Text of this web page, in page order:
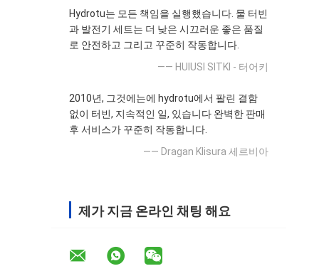
Hydrotu는 모든 책임을 실행했습니다. 물 터빈
과 발전기 세트는 더 낮은 시끄러운 좋은 품질
로 안전하고 그리고 꾸준히 작동합니다.
—— HUlUSI SITKI - 터어키
2010년, 그것에는에 hydrotu에서 팔린 결함
없이 터빈, 지속적인 일, 있습니다 완벽한 판매
후 서비스가 꾸준히 작동합니다.
—— Dragan Klisura 세르비아
제가 지금 온라인 채팅 해요